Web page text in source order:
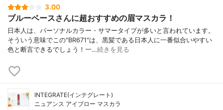
3.00
ブルーベースさんに超おすすめの眉マスカラ！
日本人は、パーソナルカラー・サマータイプが多いと言われています。
そういう意味でこの"BR671"は、黒髪である日本人に一番似合いやすい
色と断言できるでしょう！一…続きを見る
INTEGRATE(インテグレート)
ニュアンス アイブロー マスカラ